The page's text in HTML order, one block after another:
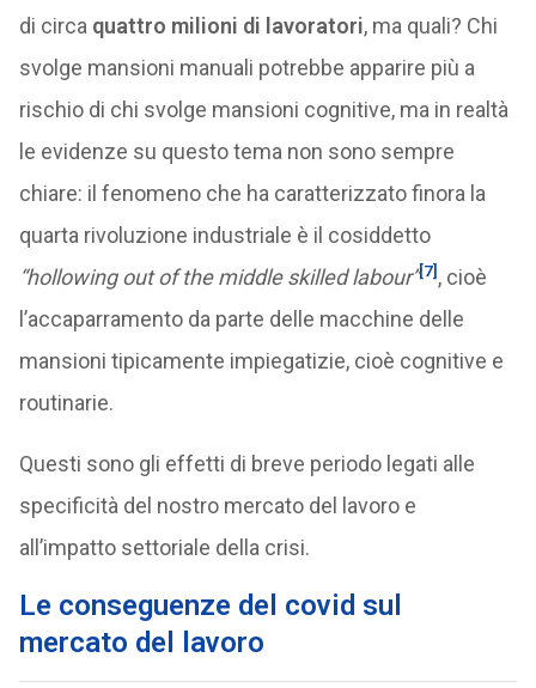
di circa quattro milioni di lavoratori, ma quali? Chi
svolge mansioni manuali potrebbe apparire più a
rischio di chi svolge mansioni cognitive, ma in realtà
le evidenze su questo tema non sono sempre
chiare: il fenomeno che ha caratterizzato finora la
quarta rivoluzione industriale è il cosiddetto
“hollowing out of the middle skilled labour”[7] , cioè
l’accaparramento da parte delle macchine delle
mansioni tipicamente impiegatizie, cioè cognitive e
routinarie.
Questi sono gli effetti di breve periodo legati alle
specificità del nostro mercato del lavoro e
all’impatto settoriale della crisi.
Le conseguenze del covid sul
mercato del lavoro